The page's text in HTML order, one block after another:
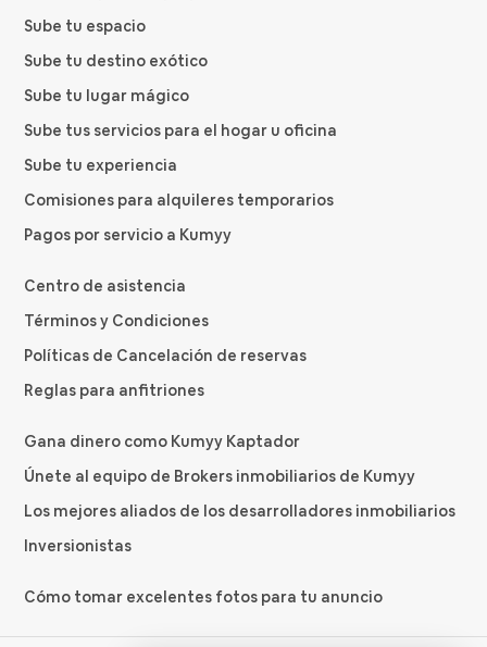
Sube tu espacio
Sube tu destino exótico
Sube tu lugar mágico
Sube tus servicios para el hogar u oficina
Sube tu experiencia
Comisiones para alquileres temporarios
Pagos por servicio a Kumyy
Centro de asistencia
Términos y Condiciones
Políticas de Cancelación de reservas
Reglas para anfitriones
Gana dinero como Kumyy Kaptador
Únete al equipo de Brokers inmobiliarios de Kumyy
Los mejores aliados de los desarrolladores inmobiliarios
Inversionistas
Cómo tomar excelentes fotos para tu anuncio